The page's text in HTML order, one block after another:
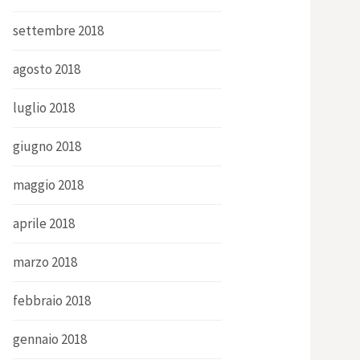
settembre 2018
agosto 2018
luglio 2018
giugno 2018
maggio 2018
aprile 2018
marzo 2018
febbraio 2018
gennaio 2018